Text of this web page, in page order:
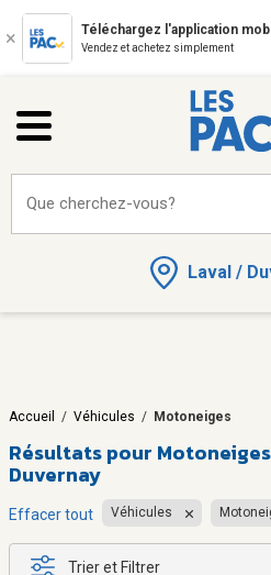
Téléchargez l'application
Vendez et achetez simplement
Laval /
Que cherchez-vous?
Accueil / Véhicules / Motoneiges
Résultats pour
Duvernay
Effacer tout Véhicules
Trier et Filtrer